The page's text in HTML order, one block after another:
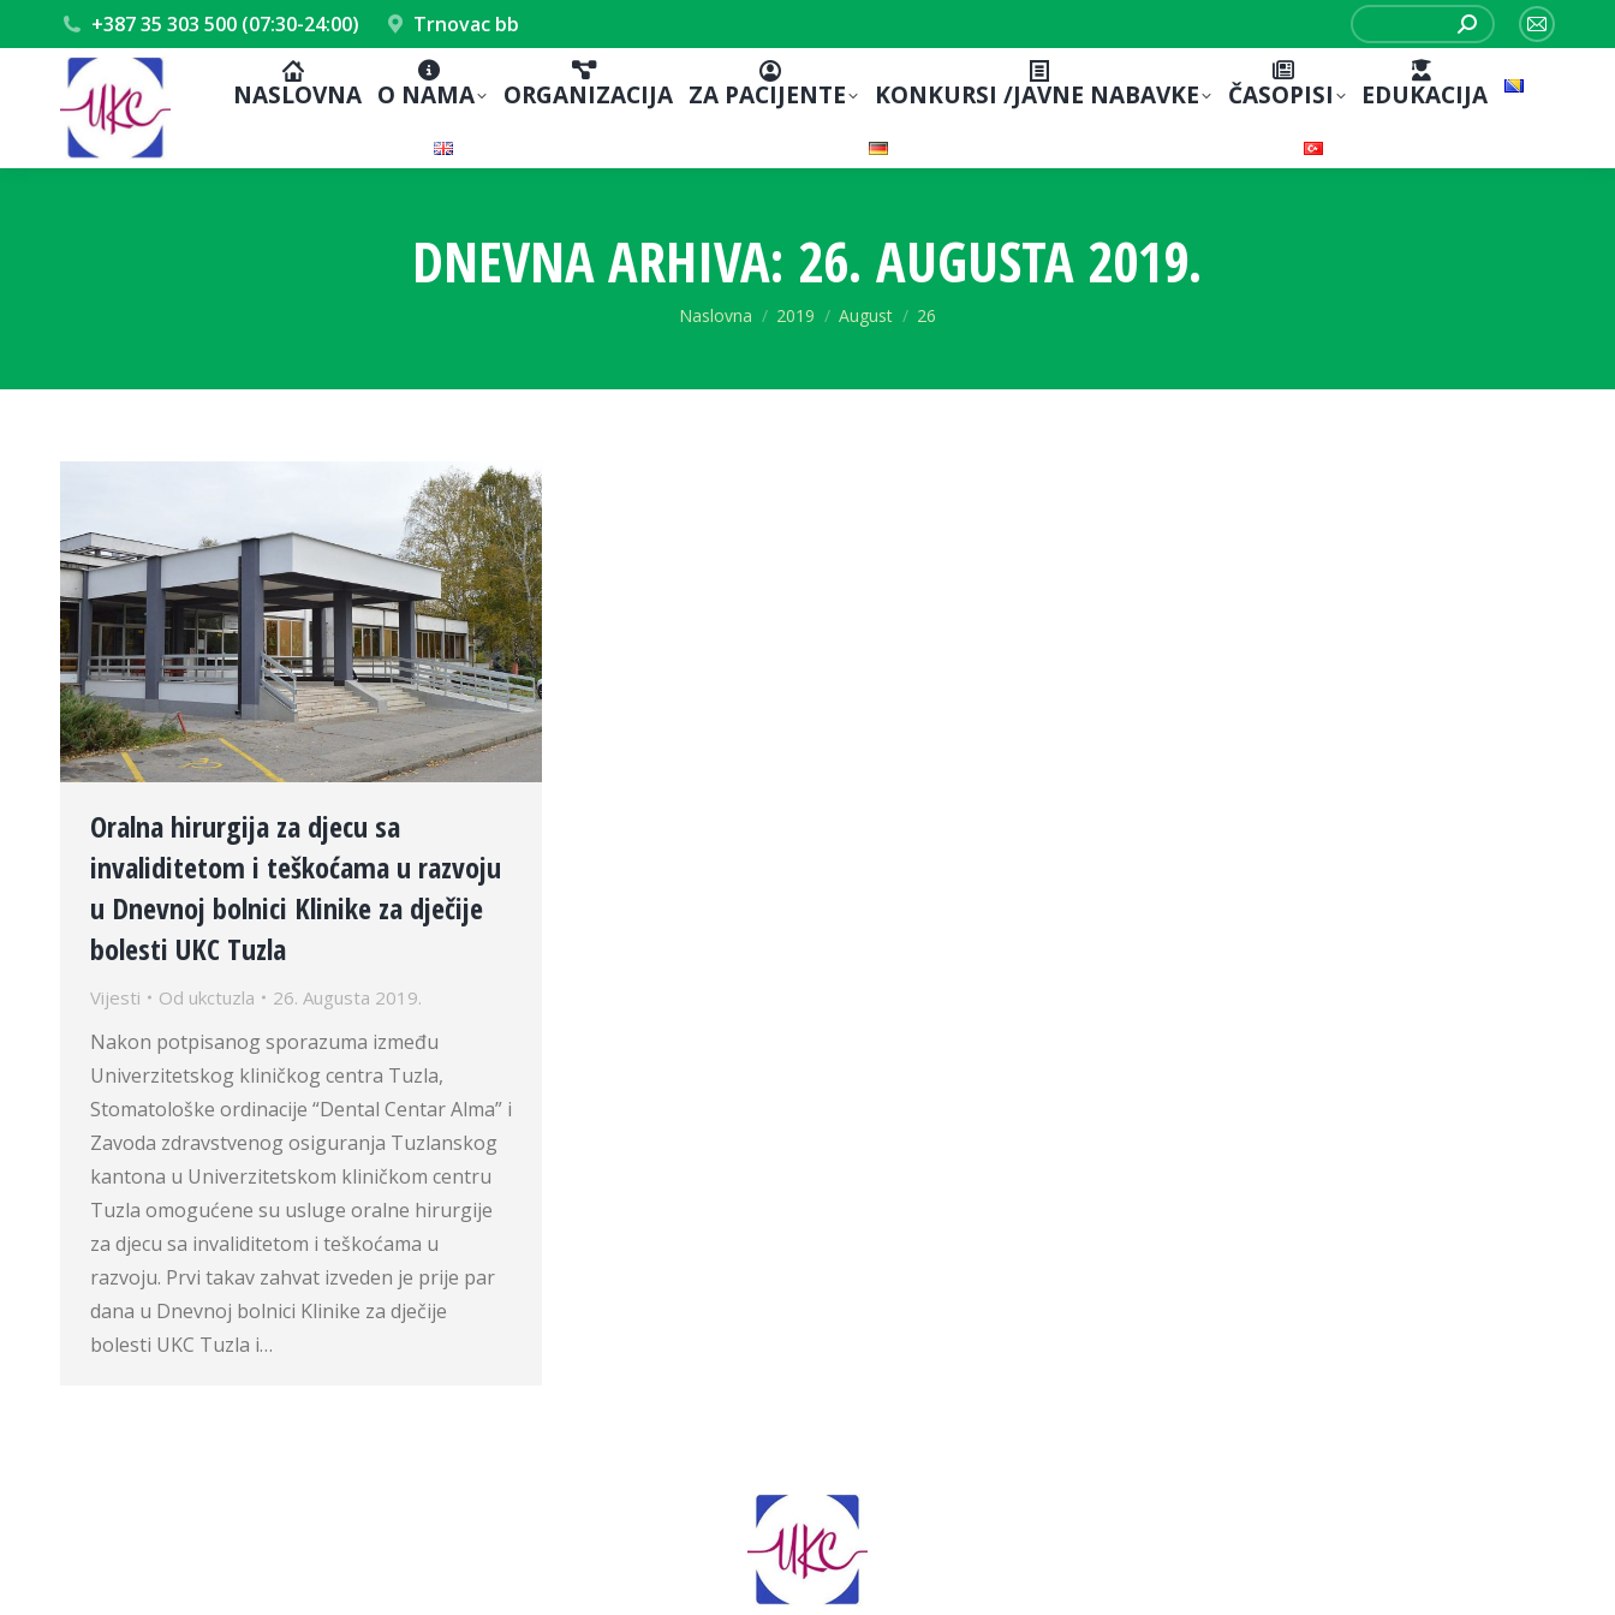
+387 35 303 500 (07:30-24:00) Trnovac bb
Search:
Mail
NASLOVNA O NAMA ORGANIZACIJA ZA PACIJENTE KONKURSI /JAVNE NABAVKE ČASOPISI EDUKACIJA
DNEVNA ARHIVA: 26. AUGUSTA 2019.
You are here:
Naslovna 2019 August 26
Oralna hirurgija za djecu sa
invaliditetom i teškoćama u razvoju
u Dnevnoj bolnici Klinike za dječije
bolesti UKC Tuzla
Vijesti Od ukctuzla 26. Augusta 2019.
Nakon potpisanog sporazuma između
Univerzitetskog kliničkog centra Tuzla,
Stomatološke ordinacije “Dental Centar Alma” i
Zavoda zdravstvenog osiguranja Tuzlanskog
kantona u Univerzitetskom kliničkom centru
Tuzla omogućene su usluge oralne hirurgije
za djecu sa invaliditetom i teškoćama u
razvoju. Prvi takav zahvat izveden je prije par
dana u Dnevnoj bolnici Klinike za dječije
bolesti UKC Tuzla i…